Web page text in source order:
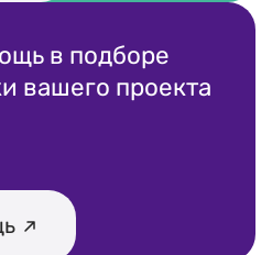
в подборе
вашего проекта